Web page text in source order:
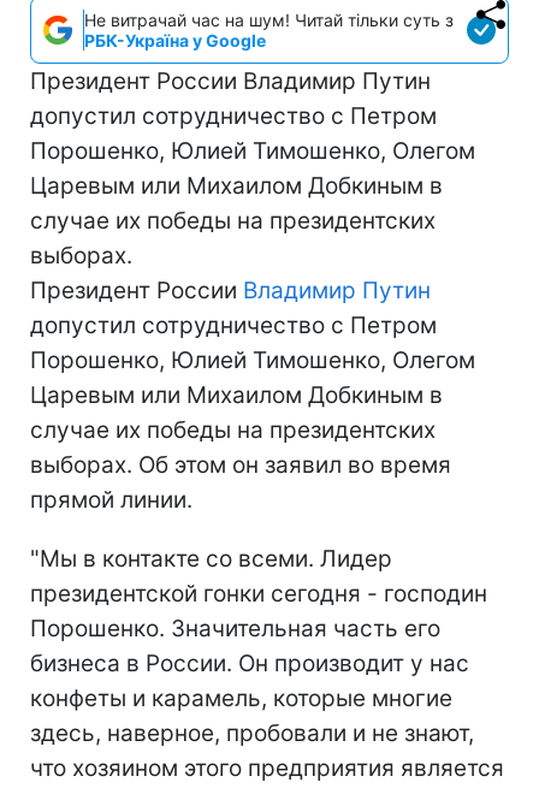
Не витрачай час на шум! Читай тільки суть з
РБК-Україна у Google
Президент России Владимир Путин
допустил сотрудничество с Петром
Порошенко, Юлией Тимошенко, Олегом
Царевым или Михаилом Добкиным в
случае их победы на президентских
выборах.
Президент России Владимир Путин
допустил сотрудничество с Петром
Порошенко, Юлией Тимошенко, Олегом
Царевым или Михаилом Добкиным в
случае их победы на президентских
выборах. Об этом он заявил во время
прямой линии.
"Мы в контакте со всеми. Лидер
президентской гонки сегодня - господин
Порошенко. Значительная часть его
бизнеса в России. Он производит у нас
конфеты и карамель, которые многие
здесь, наверное, пробовали и не знают,
что хозяином этого предприятия является